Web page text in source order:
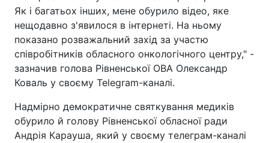
Як і багатьох інших, мене обурило відео, яке
нещодавно з'явилося в інтернеті. На ньому
показано розважальний захід за участю
співробітників обласного онкологічного центру," -
зазначив голова Рівненської ОВА Олександр
Коваль у своєму Telegram-каналі.
Надмірно демократичне святкування медиків
обурило й голову Рівненської обласної ради
Андрія Карауша, який у своєму телеграм-каналі